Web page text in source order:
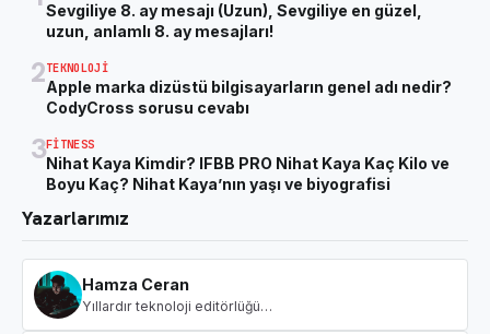
Sevgiliye 8. ay mesajı (Uzun), Sevgiliye en güzel,
uzun, anlamlı 8. ay mesajları!
2TEKNOLOJI
Apple marka dizüstü bilgisayarların genel adı nedir?
CodyCross sorusu cevabı
3FITNESS
Nihat Kaya Kimdir? IFBB PRO Nihat Kaya Kaç Kilo ve
Boyu Kaç? Nihat Kaya’nın yaşı ve biyografisi
Yazarlarımız
Hamza Ceran
Yıllardır teknoloji editörlüğü…